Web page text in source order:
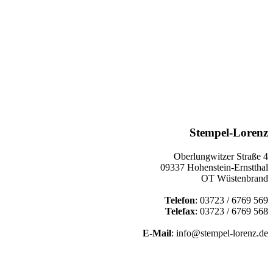
Stempel-Lorenz
Oberlungwitzer Straße 4
09337 Hohenstein-Ernstthal
OT Wüstenbrand
Telefon: 03723 / 6769 569
Telefax: 03723 / 6769 568
E-Mail: info@stempel-lorenz.de